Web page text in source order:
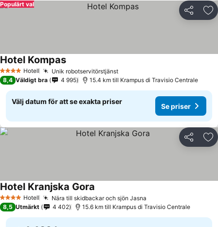
Dela
Populärt val
4 StjärnorHotell Unik robotservitörstjänstSe priser
Hotel KompasSe priser
8,4 Väldigt bra 4 995 15.4 km till Krampus di Travisio Centrale
Välj datum för att se exakta priser
Se priser
Dela
4 StjärnorHotell Nära till skidbackar och sjön Jasna
Hotel Kranjska Gora
8,5 Utmärkt 4 402 15.6 km till Krampus di Travisio Centrale